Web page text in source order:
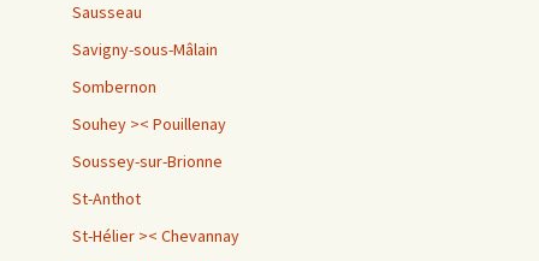
Sausseau
Savigny-sous-Mâlain
Sombernon
Souhey >< Pouillenay
Soussey-sur-Brionne
St-Anthot
St-Hélier >< Chevannay